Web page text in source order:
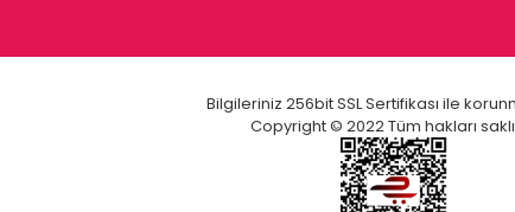
Bilgileriniz 256bit SSL Sertifikası ile
Copyright © 2022 Tüm hakları